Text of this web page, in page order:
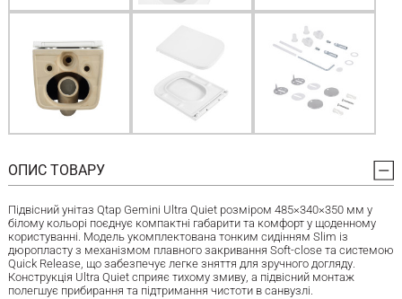
ОПИС ТОВАРУ
Підвісний унітаз Qtap Gemini Ultra Quiet розміром 485×340×350 мм у
білому кольорі поєднує компактні габарити та комфорт у щоденному
користуванні. Модель укомплектована тонким сидінням Slim із
дюропласту з механізмом плавного закривання Soft-close та системою
Quick Release, що забезпечує легке зняття для зручного догляду.
Конструкція Ultra Quiet сприяє тихому змиву, а підвісний монтаж
полегшує прибирання та підтримання чистоти в санвузлі.